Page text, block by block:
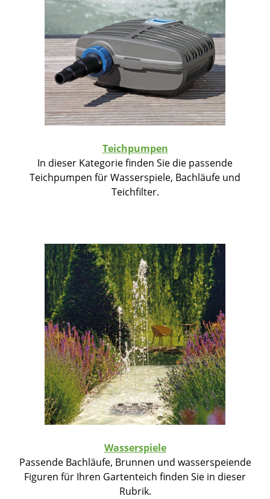
Teichpumpen
In dieser Kategorie finden Sie die passende
Teichpumpen für Wasserspiele, Bachläufe und
Teichfilter.
Wasserspiele
Passende Bachläufe, Brunnen und wasserspeiende
Figuren für Ihren Gartenteich finden Sie in dieser
Rubrik.